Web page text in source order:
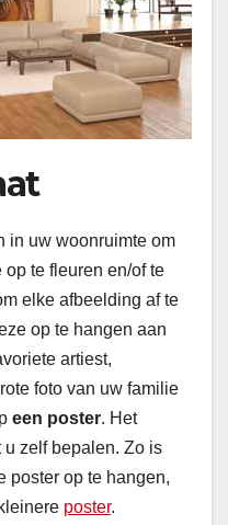
in uw woonruimte om
te fleuren en/of te
elke afbeelding af te
op te hangen aan
artiest,
foto van uw familie
een poster. Het
u zelf bepalen. Zo is
poster op te hangen,
poster.